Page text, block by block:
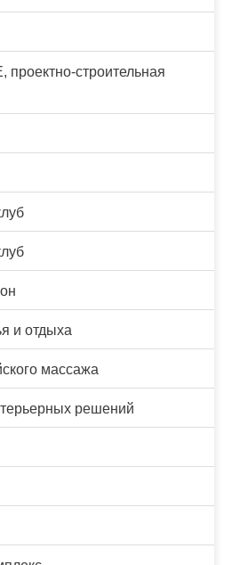
проектно-строительная
и отдыха
массажа
решений